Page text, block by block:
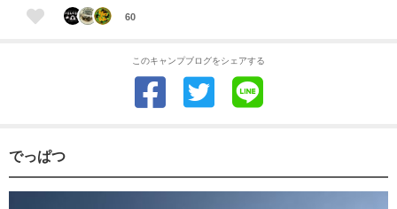
60
このキャンプブログをシェアする
でっぱつ